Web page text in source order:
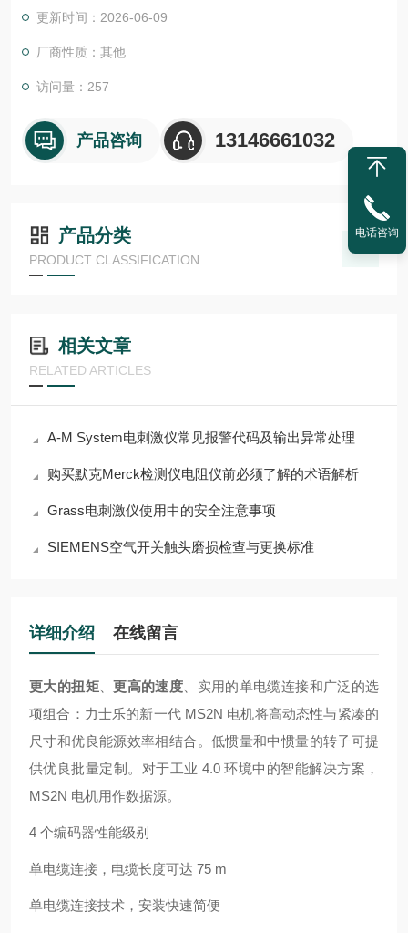
更新时间：2026-06-09
厂商性质：其他
访问量：257
产品咨询 13146661032
产品分类
PRODUCT CLASSIFICATION
相关文章
RELATED ARTICLES
A-M System电刺激仪常见报警代码及输出异常处理
购买默克Merck检测仪电阻仪前必须了解的术语解析
Grass电刺激仪使用中的安全注意事项
SIEMENS空气开关触头磨损检查与更换标准
详细介绍 在线留言
更大的扭矩、更高的速度 、实用的单电缆连接和广泛的选
项组合：力士乐的新一代 MS2N 电机将高动态性与紧凑的
尺寸和优良能源效率相结合。低惯量和中惯量的转子可提
供优良批量定制。对于工业 4.0 环境中的智能解决方案，
MS2N 电机用作数据源。
4 个编码器性能级别
单电缆连接，电缆长度可达 75 m
单电缆连接技术，安装快速简便
电话咨询